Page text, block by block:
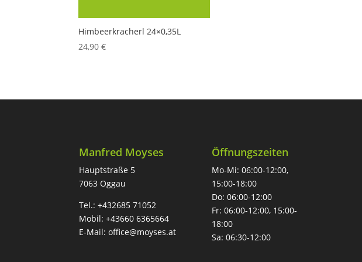
Himbeerkracherl 24×0,35L
24,90€
Manfred Moyses
Hauptstraße 5
7063 Oggau
Tel.: +432685 71052
Mobil: +43660 6365664
E-Mail: office@moyses.at
Öffnungszeiten
Mo-Mi: 06:00-12:00,
15:00-18:00
Do: 06:00-12:00
Fr: 06:00-12:00, 15:00-
18:00
Sa: 06:30-12:00